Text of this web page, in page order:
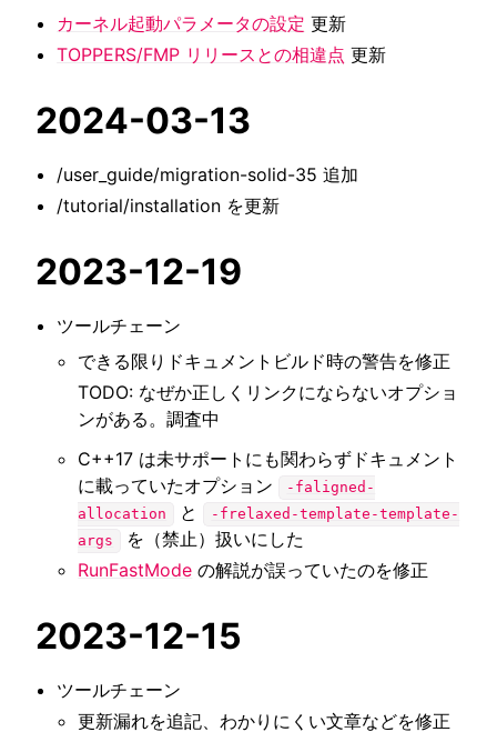
カーネル起動パラメータの設定 更新
TOPPERS/FMP リリースとの相違点 更新
2024-03-13
/user_guide/migration-solid-35 追加
/tutorial/installation を更新
2023-12-19
ツールチェーン
できる限りドキュメントビルド時の警告を修正
TODO: なぜか正しくリンクにならないオプショ
ンがある。調査中
C++17 は未サポートにも関わらずドキュメント
に載っていたオプション
-faligned-
allocation
と
-frelaxed-template-template-
args
を（禁止）扱いにした
RunFastMode の解説が誤っていたのを修正
2023-12-15
ツールチェーン
更新漏れを追記、わかりにくい文章などを修正